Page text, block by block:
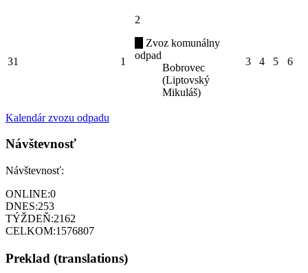
31 1
2
Zvoz komunálny
odpad
Bobrovec
(Liptovský
Mikuláš)
3 4 5 6
Kalendár zvozu odpadu
Návštevnosť
Návštevnosť:
ONLINE:0
DNES:253
TÝŽDEŇ:2162
CELKOM:1576807
Preklad (translations)